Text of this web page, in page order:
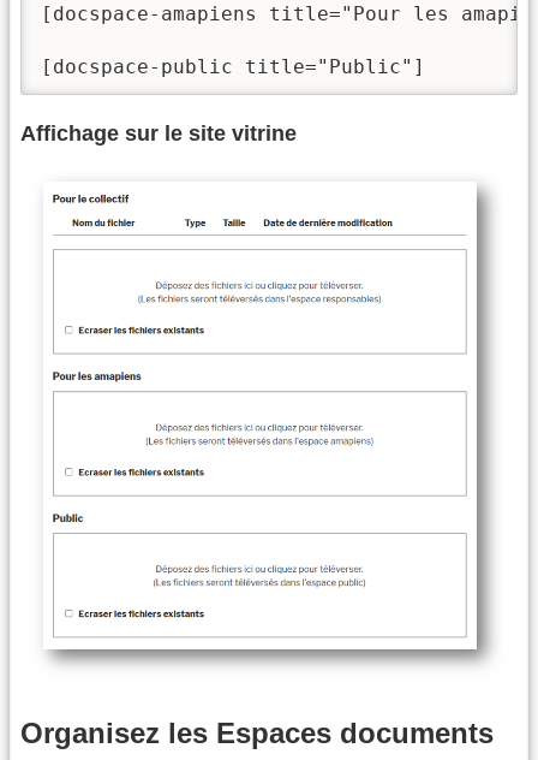
[docspace-amapiens title="Pour les
Affichage sur le site vitrine
Organisez les Espaces documents